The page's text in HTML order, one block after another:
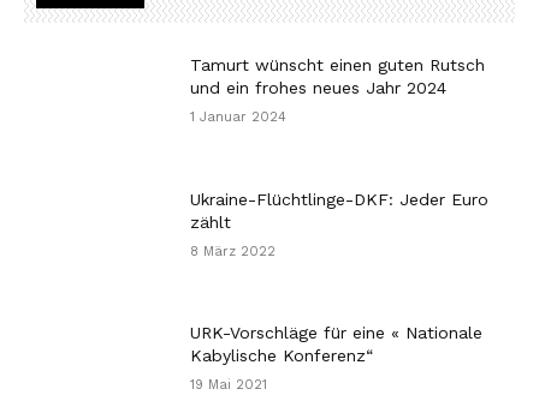
Tamurt wünscht einen guten Rutsch
und ein frohes neues Jahr 2024
1 Januar 2024
Ukraine-Flüchtlinge-DKF: Jeder Euro
zählt
8 März 2022
URK-Vorschläge für eine « Nationale
Kabylische Konferenz“
19 Mai 2021